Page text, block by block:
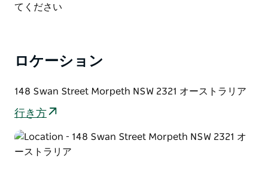
彼らの実践クラスでは、ご家庭の家電製品と通常のキッ
後になってから自宅で）焼き上げます。小麦粉をまぶす
きます！このクラスは段階的に構成されており、実践的
見が満載です。そして何より素晴らしいのは？ハンター
バレーの美しい歴史ある村、モーペスにある、歴史ある
アーノット・ベイクハウスの1850年代に建てられたオ
List
てください
ロケーション
148 Swan Street Morpeth NSW 2321 オーストラリア
行き方